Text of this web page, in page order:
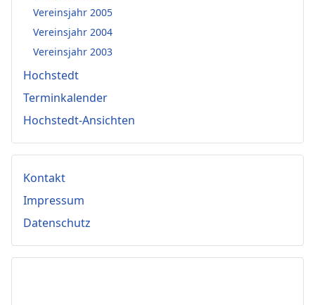
Vereinsjahr 2005
Vereinsjahr 2004
Vereinsjahr 2003
Hochstedt
Terminkalender
Hochstedt-Ansichten
Kontakt
Impressum
Datenschutz